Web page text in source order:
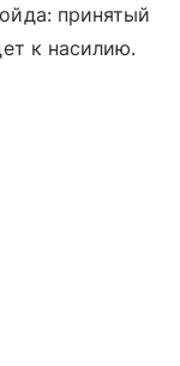
принятый
к насилию.